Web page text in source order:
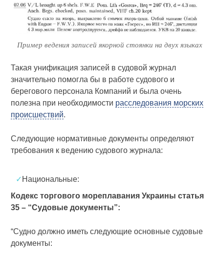
Пример ведения записей якорной стоянки на двух языках
Такая унификация записей в судовой журнал
значительно помогла бы в работе судового и
берегового персонала Компаний и была очень
полезна при необходимости расследования морских
происшествий.
Следующие нормативные документы определяют
требования к ведению судового журнала:
✓ Национальные:
Кодекс торгового мореплавания Украины статья
35 – “Судовые документы”:
“Судно должно иметь следующие основные судовые
документы: